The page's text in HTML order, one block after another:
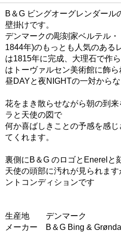
B＆G ビングオーグレンダール
壁掛けです。
デンマークの彫刻家ベルテル
1844年)のもっとも人気のある
は1815年に完成、大理石で作
はトーヴァルセン美術館に飾ら
昼DAYと夜NIGHTの一対から
花をまき散らせながら朝の到
ラと天使の図で
何か喜ばしきことの予感を感
てくれます。
裏側にB＆G のロゴとEnerelと
天使の頭部に汚れが見られま
ントコンディションです
生産地 デンマーク
メーカー B＆G Bing &